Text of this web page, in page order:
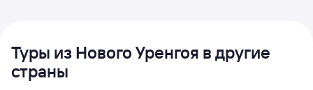
Туры из Нового Уренгоя в другие
страны